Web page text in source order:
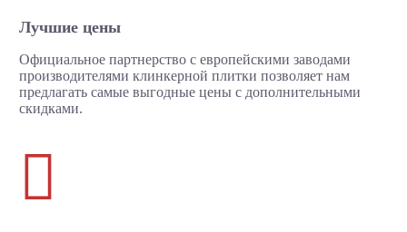
Лучшие цены
Официальное партнерство с европейскими заводами
производителями клинкерной плитки позволяет нам
предлагать самые выгодные цены с дополнительными
скидками.
